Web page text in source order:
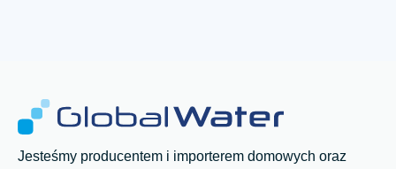
Jesteśmy producentem i importerem domowych oraz